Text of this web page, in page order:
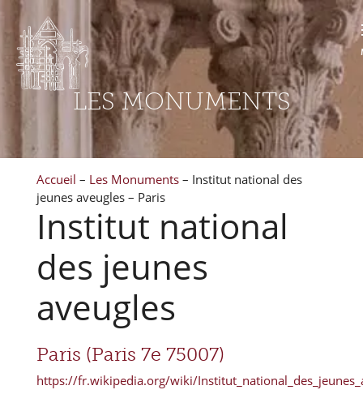
LES MONUMENTS
Accueil – Les Monuments – Institut national des
jeunes aveugles – Paris
Institut national
des jeunes
aveugles
Paris (Paris 7e 75007)
https://fr.wikipedia.org/wiki/